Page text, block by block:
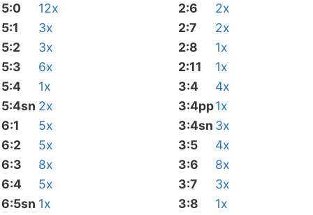
5:0
12x
5:1
3x
5:2
3x
5:3
6x
5:4
1x
5:4sn 2x
6:1
5x
6:2
5x
6:3
8x
6:4
5x
6:5sn 1x
2:6
2x
2:7
2x
2:8
1x
2:11
1x
3:4
4x
3:4pp1x
3:4sn 3x
3:5
4x
3:6
8x
3:7
3x
3:8
1x